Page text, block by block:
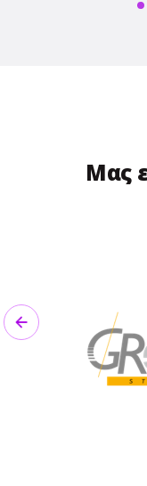
Μας
Previous